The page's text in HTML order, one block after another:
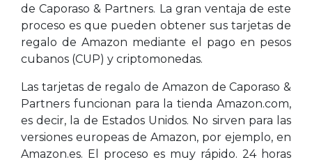
de Caporaso & Partners. La gran ventaja de este
proceso es que pueden obtener sus tarjetas de
regalo de Amazon mediante el pago en pesos
cubanos (CUP) y criptomonedas.
Las tarjetas de regalo de Amazon de Caporaso &
Partners funcionan para la tienda Amazon.com,
es decir, la de Estados Unidos. No sirven para las
versiones europeas de Amazon, por ejemplo, en
Amazon.es. El proceso es muy rápido. 24 horas